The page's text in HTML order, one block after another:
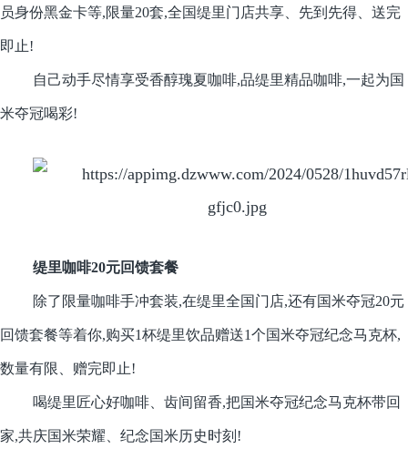
员身份黑金卡等,限量20套,全国缇里门店共享、先到先得、送完
即止!
自己动手尽情享受香醇瑰夏咖啡,品缇里精品咖啡,一起为国
米夺冠喝彩!
缇里咖啡20元回馈套餐
除了限量咖啡手冲套装,在缇里全国门店,还有国米夺冠20元
回馈套餐等着你,购买1杯缇里饮品赠送1个国米夺冠纪念马克杯,
数量有限、赠完即止!
喝缇里匠心好咖啡、齿间留香,把国米夺冠纪念马克杯带回
家,共庆国米荣耀、纪念国米历史时刻!